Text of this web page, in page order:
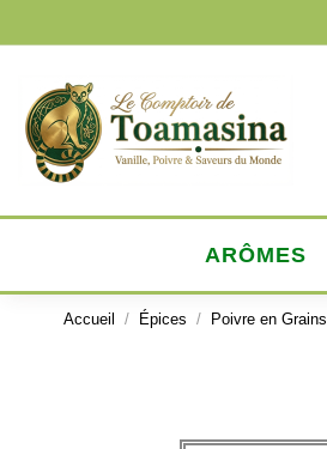
ARÔMES
Accueil Épices Poivre en Grains